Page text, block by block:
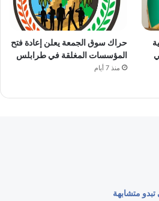
حراك سوق الجمعة يعلن إعادة فتح
المؤسسات المغلقة في طرابلس
منذ 7 أيام
متشابهة